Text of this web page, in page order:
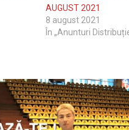
AUGUST 2021
8 august 2021
În „Anunturi